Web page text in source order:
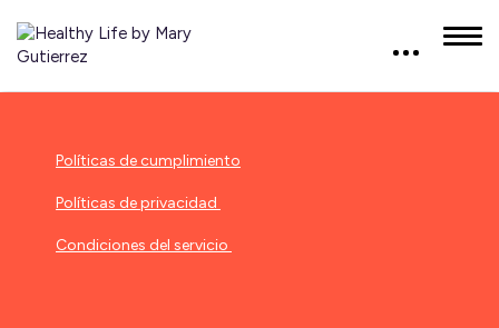
Políticas de cumplimiento
Políticas de privacidad
Condiciones del servicio